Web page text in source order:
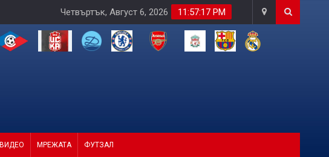
11:57:18 PM
Четвъртък, Август 6, 2026
ВИДЕО МРЕЖАТА ФУТЗАЛ